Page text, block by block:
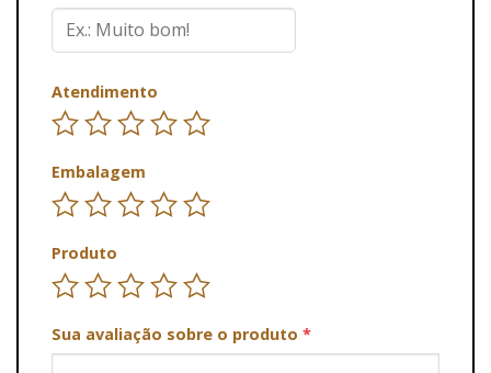
Atendimento
Embalagem
Produto
Sua avaliação sobre o produto *